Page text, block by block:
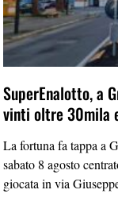
SuperEnalotto, a
vinti oltre 30mila
La fortuna fa tappa a
sabato 8 agosto
giocata in via